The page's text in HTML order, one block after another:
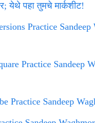
येथे पहा तुमचे मार्कशीट!
Practice Sandeep
Practice Sandeep
Practice Sandeep